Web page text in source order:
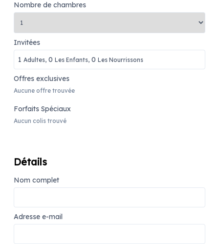
Nombre de chambres
Invitées
1 Adultes, 0 Les Enfants, 0 Les Nourrissons
Offres exclusives
Aucune offre trouvée
Forfaits Spéciaux
Aucun colis trouvé
Détails
Nom complet
Adresse e-mail